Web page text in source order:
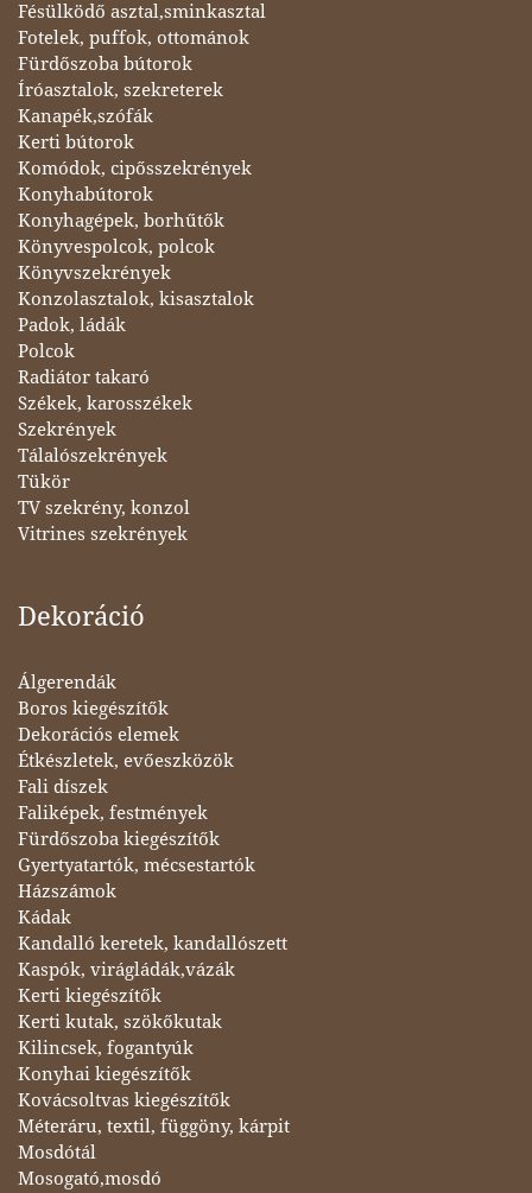
Fésülködő asztal,sminkasztal
Fotelek, puffok, ottománok
Fürdőszoba bútorok
Íróasztalok, szekreterek
Kanapék,szófák
Kerti bútorok
Komódok, cipősszekrények
Konyhabútorok
Konyhagépek, borhűtők
Könyvespolcok, polcok
Könyvszekrények
Konzolasztalok, kisasztalok
Padok, ládák
Polcok
Radiátor takaró
Székek, karosszékek
Szekrények
Tálalószekrények
Tükör
TV szekrény, konzol
Vitrines szekrények
Dekoráció
Álgerendák
Boros kiegészítők
Dekorációs elemek
Étkészletek, evőeszközök
Fali díszek
Faliképek, festmények
Fürdőszoba kiegészítők
Gyertyatartók, mécsestartók
Házszámok
Kádak
Kandalló keretek, kandallószett
Kaspók, virágládák,vázák
Kerti kiegészítők
Kerti kutak, szökőkutak
Kilincsek, fogantyúk
Konyhai kiegészítők
Kovácsoltvas kiegészítők
Méteráru, textil, függöny, kárpit
Mosdótál
Mosogató,mosdó